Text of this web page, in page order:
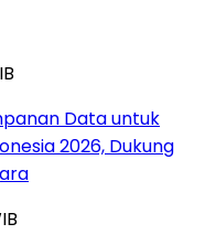
Data untuk
2026, Dukung